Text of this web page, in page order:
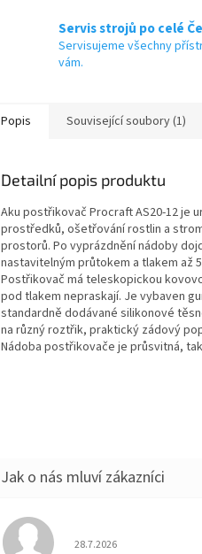
Servis strojů po celé
Servisujeme všechny
vám.
Popis Související soubory (1)
Detailní popis produktu
Aku postřikovač Procraft AS20-12 je
prostředků, ošetřování rostlin a
prostorů. Po vyprázdnění nádoby
nastavitelným průtokem a tlakem až
Postřikovač má teleskopickou
pod tlakem nepraskají. Je vybaven
standardně dodávané silikonové
na různý roztřik, praktický zádový
Nádoba postřikovače je průsvitná,
Hodnocení obchodu je 5
28.7.2026